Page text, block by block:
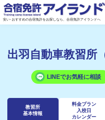
安い･おすすめの合宿免許をお探しなら、合宿免許アイランドへ
出羽自動車教習所
LINEでお気軽に相談
教習所
基本情報
料金プラン
入校日
カレンダー